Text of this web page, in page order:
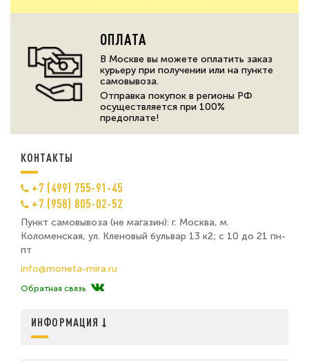
ОПЛАТА
В Москве вы можете оплатить заказ
курьеру при получении или на пункте
самовывоза.
Отправка покупок в регионы РФ
осуществляется при 100%
предоплате!
КОНТАКТЫ
+7 (499) 755-91-45
+7 (958) 805-02-52
Пункт самовывоза (не магазин): г. Москва, м.
Коломенская, ул. Кленовый бульвар 13 к2; с 10 до 21 пн-
пт
info@moneta-mira.ru
Обратная связь
ИНФОРМАЦИЯ